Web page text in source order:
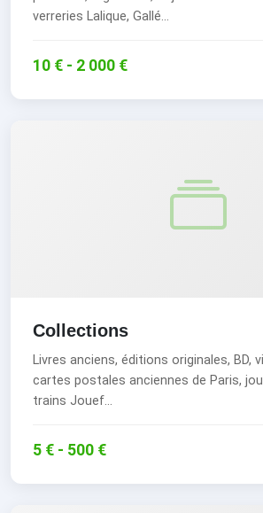
verreries Lalique, Gallé...
10 € - 2 000 €
Collections
Livres anciens, éditions originales, BD,
cartes postales anciennes de Paris,
trains Jouef...
5 € - 500 €